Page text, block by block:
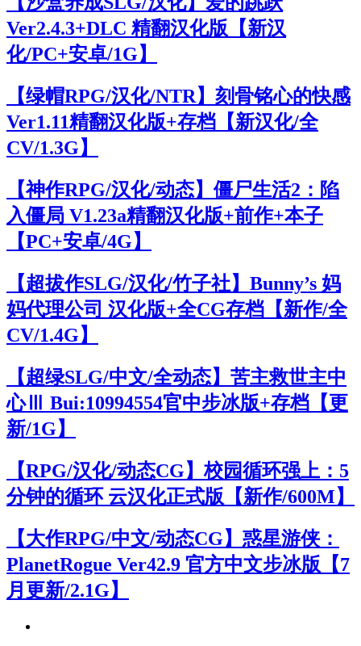
Ver2.4.3+DLC 精翻汉化版【新汉
化/PC+安卓/1G】
【绿帽RPG/汉化/NTR】刻骨铭心的快感
Ver1.11精翻汉化版+存档【新汉化/全
CV/1.3G】
【神作RPG/汉化/动态】僵尸生活2：陷
入僵局 V1.23a精翻汉化版+前作+本子
【PC+安卓/4G】
【超拔作SLG/汉化/竹子社】Bunny’s 妈
妈代理公司 汉化版+全CG存档【新作/全
CV/1.4G】
【超绿SLG/中文/全动态】苦主救世主中
心Ⅲ Bui:10994554官中步冰版+存档【更
新/1G】
【RPG/汉化/动态CG】校园循环强上：5
分钟的循环 云汉化正式版【新作/600M】
【大作RPG/中文/动态CG】惑星游侠：
PlanetRogue Ver42.9 官方中文步冰版【7
月更新/2.1G】